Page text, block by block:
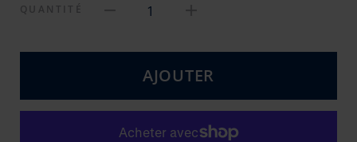
QUANTITÉ 1
AJOUTER